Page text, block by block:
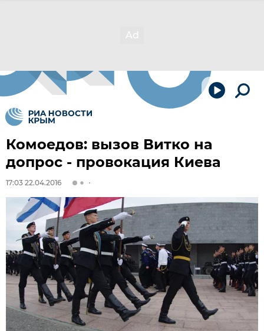
Комоедов: вызов Витко на
допрос - провокация Киева
17:03 22.04.2016